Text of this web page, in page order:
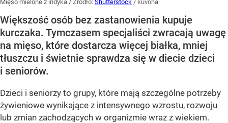
Mięso mielone z indyka / Źródło: Shutterstock / kuvona
Większość osób bez zastanowienia kupuje
kurczaka. Tymczasem specjaliści zwracają uwagę
na mięso, które dostarcza więcej białka, mniej
tłuszczu i świetnie sprawdza się w diecie dzieci
i seniorów.
Dzieci i seniorzy to grupy, które mają szczególne potrzeby
żywieniowe wynikające z intensywnego wzrostu, rozwoju
lub zmian zachodzących w organizmie wraz z wiekiem.